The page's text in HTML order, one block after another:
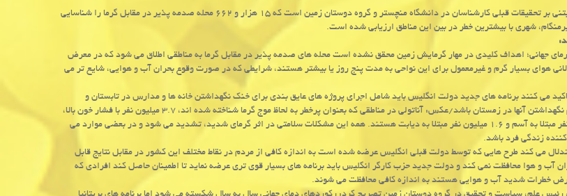
این تحلیل مبتنی بر تحقیقات قبلی کارشناسان در دانشگاه منچستر و گروه دوستان زمین است که ۱۵ هزار و ۶۶۲ محله صدمه پذیر در مقابل گرما را شناسایی
شهری با بیشترین خطر در بین این مناطق ارزیابی شده است.
جهانی؛ اهداف کلیدی در مهار گرمایش زمین محقق نشده است محله های صدمه پذیر در مقابل گرما به مناطقی اطلاق می شود که در معرض
هوای بسیار گرم و غیرمعمول برای این نواحی به مدت پنج روز یا بیشتر هستند، شرایطی که در صورت وقوع بحران آب و هوایی، شایع تر می
می کنند برنامه های جدید دولت انگلیس باید شامل اجرای پروژه های عایق بندی برای خنک نگهداشتن خانه ها و مدارس در تابستان و
همینطور گرم نگهداشتن آنها در زمستان باشد/عکس: آناتولی در مناطقی که بعنوان پرخطر به لحاظ موج گرما شناخته شده اند، ۳.۷ میلیون نفر با فشار خون بالا،
۱.۵ میلیون نفر مبتلا به آسم و ۱.۶ میلیون نفر مبتلا به دیابت هستند. همه این مشکلات سلامتی در اثر گرمای شدید، تشدید می شود و در بعضی موارد می
زندگی فرد باشد.
می کند طرح هایی که توسط دولت قبلی انگلیس عرضه شده است به اندازه کافی از مردم در نقاط مختلف این کشور در مقابل نتایج قابل
آب و هوا محافظت نمی کند و دولت جدید حزب کارگر انگلیس باید برنامه های بسیار قوی تری عرضه نماید تا اطمینان حاصل کند افرادی که
خطرات شدید آب و هوایی هستند به اندازه کافی محافظت می شوند.